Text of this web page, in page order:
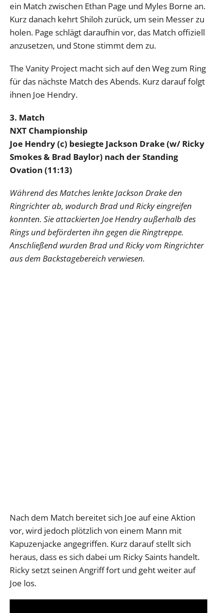
ein Match zwischen Ethan Page und Myles Borne an.
Kurz danach kehrt Shiloh zurück, um sein Messer zu
holen. Page schlägt daraufhin vor, das Match offiziell
anzusetzen, und Stone stimmt dem zu.
The Vanity Project macht sich auf den Weg zum Ring
für das nächste Match des Abends. Kurz darauf folgt
ihnen Joe Hendry.
3. Match
NXT Championship
Joe Hendry (c) besiegte Jackson Drake (w/ Ricky
Smokes & Brad Baylor) nach der Standing
Ovation (11:13)
Während des Matches lenkte Jackson Drake den
Ringrichter ab, wodurch Brad und Ricky eingreifen
konnten. Sie attackierten Joe Hendry außerhalb des
Rings und beförderten ihn gegen die Ringtreppe.
Anschließend wurden Brad und Ricky vom Ringrichter
aus dem Backstagebereich verwiesen.
Nach dem Match bereitet sich Joe auf eine Aktion
vor, wird jedoch plötzlich von einem Mann mit
Kapuzenjacke angegriffen. Kurz darauf stellt sich
heraus, dass es sich dabei um Ricky Saints handelt.
Ricky setzt seinen Angriff fort und geht weiter auf
Joe los.